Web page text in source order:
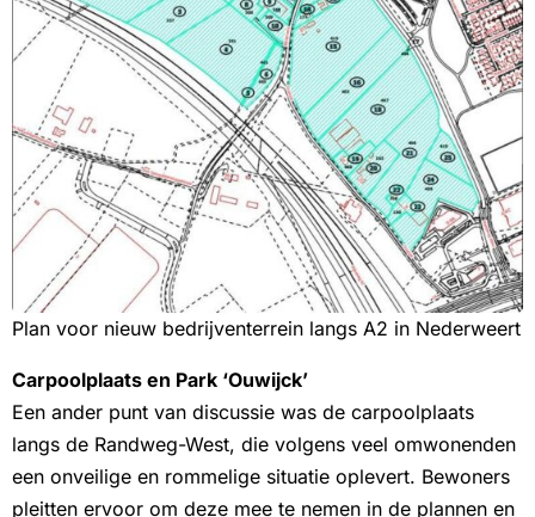
Plan voor nieuw bedrijventerrein langs A2 in Nederweert
Carpoolplaats en Park ‘Ouwijck’
Een ander punt van discussie was de carpoolplaats
langs de Randweg-West, die volgens veel omwonenden
een onveilige en rommelige situatie oplevert. Bewoners
pleitten ervoor om deze mee te nemen in de plannen en